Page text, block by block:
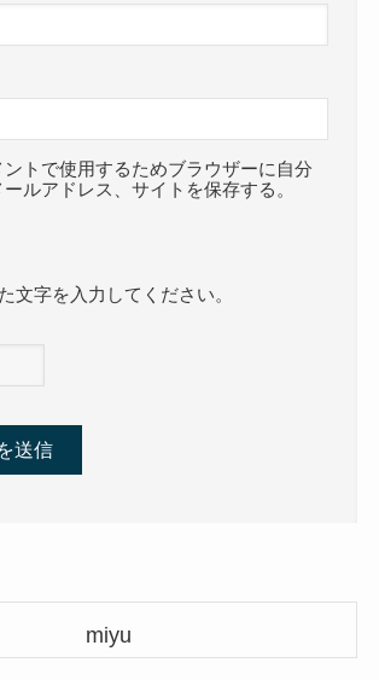
ントで使用するためブラウザーに自分
ルアドレス、サイトを保存する。
文字を入力してください。
miyu